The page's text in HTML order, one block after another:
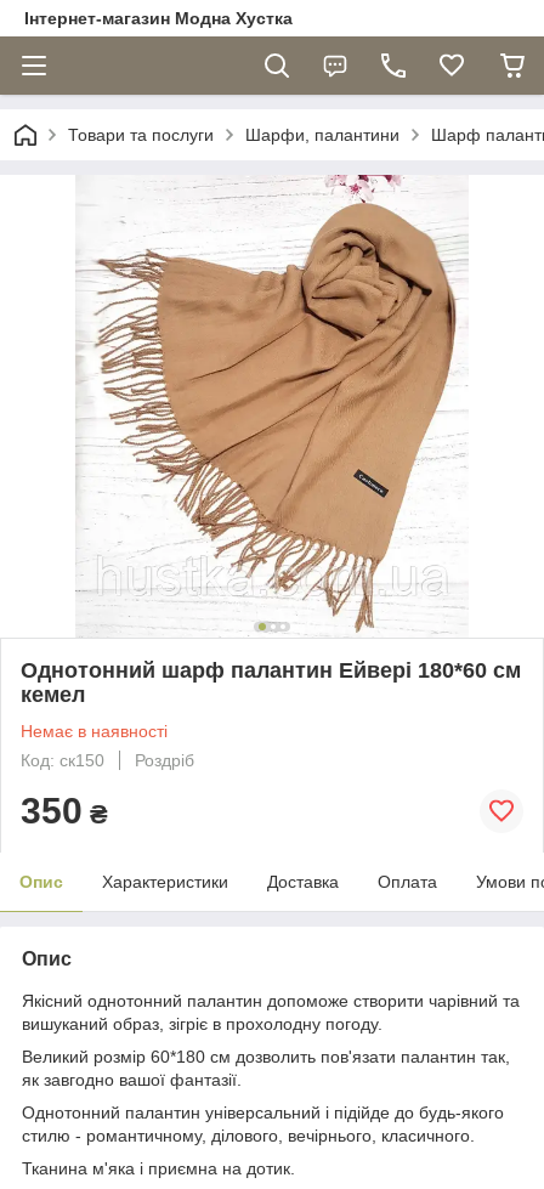
Інтернет-магазин Модна Хустка
Товари та послуги Шарфи, палантини Шарф
Однотонний шарф палантин Ейвері 180*60 см
кемел
Немає в наявності
Код: ск150
Роздріб
350 ₴
Опис Характеристики Доставка Оплата Умови
Опис
Якісний однотонний палантин допоможе створити чарівний та
вишуканий образ, зігріє в прохолодну погоду.
Великий розмір 60*180 см дозволить пов'язати палантин так,
як завгодно вашої фантазії.
Однотонний палантин універсальний і підійде до будь-якого
стилю - романтичному, ділового, вечірнього, класичного.
Тканина м'яка і приємна на дотик.